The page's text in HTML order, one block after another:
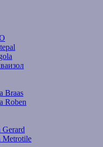
Braas
Roben
Metrotile